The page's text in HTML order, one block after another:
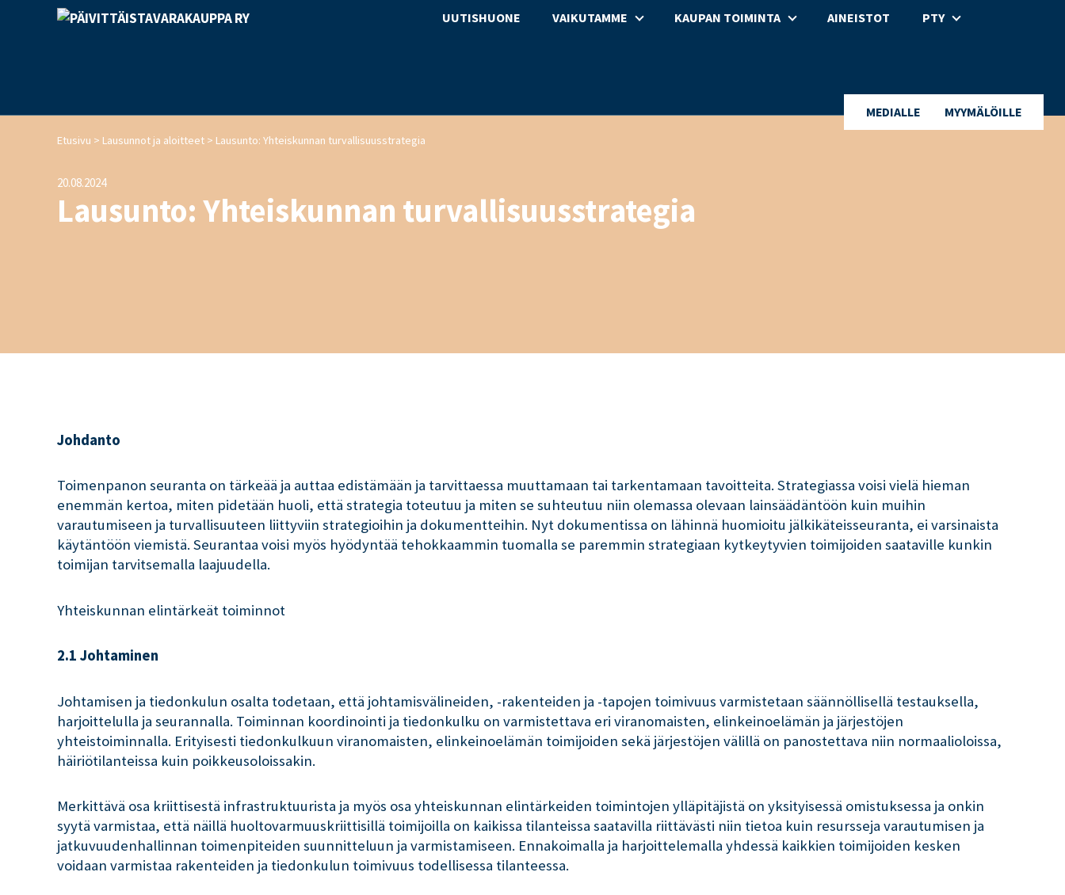
UUTISHUONE VAIKUTAMME KAUPAN TOIMINTA AINEISTOT PTY
MEDIALLE MYYMÄLÖILLE
Etusivu > Lausunnot ja aloitteet > Lausunto: Yhteiskunnan turvallisuusstrategia
20.08.2024
Lausunto: Yhteiskunnan turvallisuusstrategia
Johdanto
Toimenpanon seuranta on tärkeää ja auttaa edistämään ja tarvittaessa muuttamaan tai tarkentamaan tavoitteita. Strategiassa voisi vielä hieman
enemmän kertoa, miten pidetään huoli, että strategia toteutuu ja miten se suhteutuu niin olemassa olevaan lainsäädäntöön kuin muihin
varautumiseen ja turvallisuuteen liittyviin strategioihin ja dokumentteihin. Nyt dokumentissa on lähinnä huomioitu jälkikäteisseuranta, ei varsinaista
käytäntöön viemistä. Seurantaa voisi myös hyödyntää tehokkaammin tuomalla se paremmin strategiaan kytkeytyvien toimijoiden saataville kunkin
toimijan tarvitsemalla laajuudella.
Yhteiskunnan elintärkeät toiminnot
2.1 Johtaminen
Johtamisen ja tiedonkulun osalta todetaan, että johtamisvälineiden, -rakenteiden ja -tapojen toimivuus varmistetaan säännöllisellä testauksella,
harjoittelulla ja seurannalla. Toiminnan koordinointi ja tiedonkulku on varmistettava eri viranomaisten, elinkeinoelämän ja järjestöjen
yhteistoiminnalla. Erityisesti tiedonkulkuun viranomaisten, elinkeinoelämän toimijoiden sekä järjestöjen välillä on panostettava niin normaalioloissa,
häiriötilanteissa kuin poikkeusoloissakin.
Merkittävä osa kriittisestä infrastruktuurista ja myös osa yhteiskunnan elintärkeiden toimintojen ylläpitäjistä on yksityisessä omistuksessa ja onkin
syytä varmistaa, että näillä huoltovarmuuskriittisillä toimijoilla on kaikissa tilanteissa saatavilla riittävästi niin tietoa kuin resursseja varautumisen ja
jatkuvuudenhallinnan toimenpiteiden suunnitteluun ja varmistamiseen. Ennakoimalla ja harjoittelemalla yhdessä kaikkien toimijoiden kesken
voidaan varmistaa rakenteiden ja tiedonkulun toimivuus todellisessa tilanteessa.